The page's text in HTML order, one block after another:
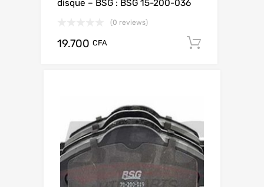
disque – BSG : BSG 15-200-036
(0 reviews)
19.700 CFA